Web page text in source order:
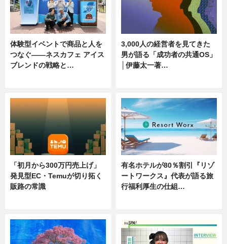
体験型イベントで商品と人を
つなぐ――ネスカフェ アイス
ブレンドの戦略と…
3,000人の経営者を見てきた
男が語る「成功者の共通OS」
│伊藤太一著…
「初月から300万円売上げ」
発見型EC・Temuが切り拓く
販路の常識
有名ホテルが80％割引『リゾ
ートワークス』代表が語る旅
行福利厚生の仕組…